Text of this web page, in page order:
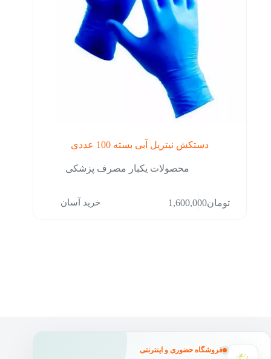
دستکش نیتریل آبی بسته 100 عددی
محصولات یکبار مصرف پزشکی
تومان1,600,000 خرید آسان
فروشگاه حضوری و اینترنتی